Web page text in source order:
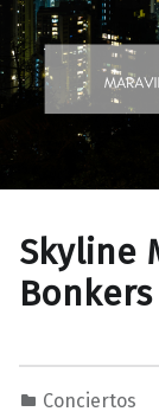
Skyline
Conciertos